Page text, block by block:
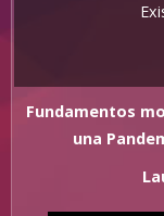
Fundamentos
una